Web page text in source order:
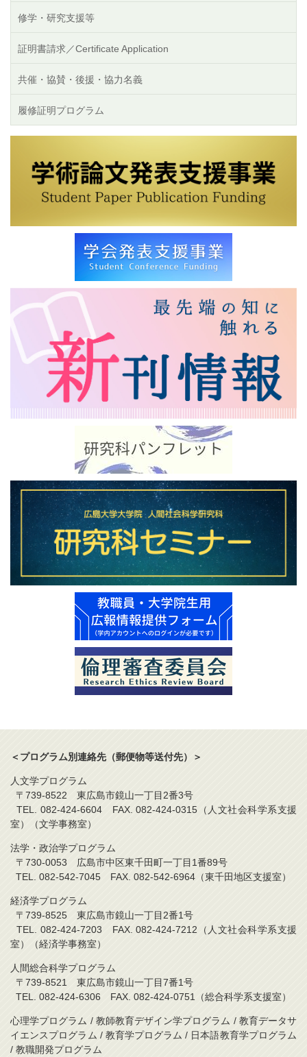
修学・研究支援等
証明書請求／Certificate Application
共催・協賛・後援・協力名義
履修証明プログラム
＜プログラム別連絡先（郵便物等送付先）＞
人文学プログラム
〒739-8522 東広島市鏡山一丁目2番3号
TEL. 082-424-6604 FAX. 082-424-0315（人文社会科学系支援
室）（文学事務室）
法学・政治学プログラム
〒730-0053 広島市中区東千田町一丁目1番89号
TEL. 082-542-7045 FAX. 082-542-6964（東千田地区支援室）
経済学プログラム
〒739-8525 東広島市鏡山一丁目2番1号
TEL. 082-424-7203 FAX. 082-424-7212（人文社会科学系支援
室）（経済学事務室）
人間総合科学プログラム
〒739-8521 東広島市鏡山一丁目7番1号
TEL. 082-424-6306 FAX. 082-424-0751（総合科学系支援室）
心理学プログラム / 教師教育デザイン学プログラム / 教育データサ
イエンスプログラム / 教育学プログラム / 日本語教育学プログラム
/ 教職開発プログラム